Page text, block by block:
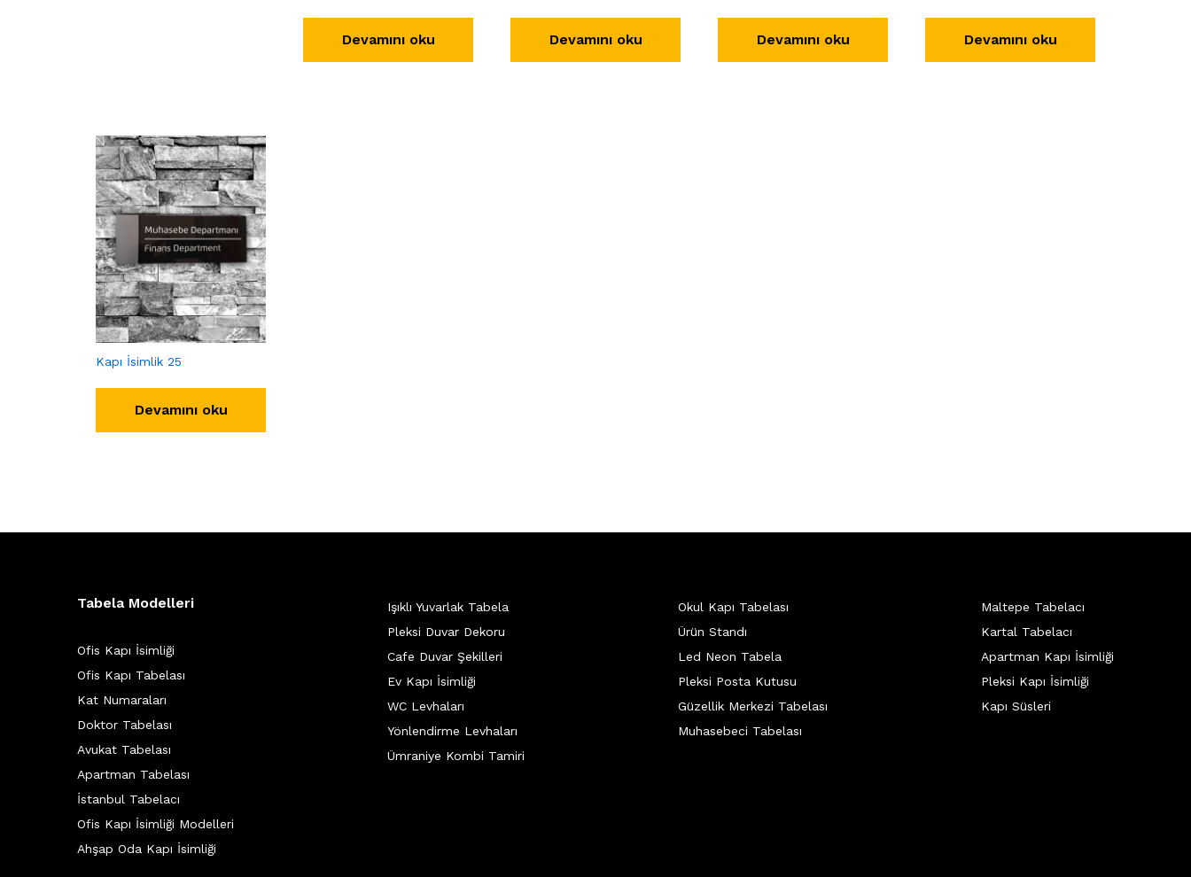
Devamını oku Devamını oku Devamını oku Devamını oku
Kapı İsimlik 25
Devamını oku
Tabela Modelleri
Ofis Kapı İsimliği
Ofis Kapı Tabelası
Kat Numaraları
Doktor Tabelası
Avukat Tabelası
Apartman Tabelası
İstanbul Tabelacı
Ofis Kapı İsimliği Modelleri
Ahşap Oda Kapı İsimliği
Işıklı Yuvarlak Tabela
Pleksi Duvar Dekoru
Cafe Duvar Şekilleri
Ev Kapı İsimliği
WC Levhaları
Yönlendirme Levhaları
Ümraniye Kombi Tamiri
Okul Kapı Tabelası
Ürün Standı
Led Neon Tabela
Pleksi Posta Kutusu
Güzellik Merkezi Tabelası
Muhasebeci Tabelası
Maltepe Tabelacı
Kartal Tabelacı
Apartman Kapı İsimliği
Pleksi Kapı İsimliği
Kapı Süsleri